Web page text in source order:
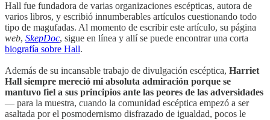
Hall fue fundadora de varias organizaciones escépticas, autora de
varios libros, y escribió innumberables artículos cuestionando todo
tipo de magufadas. Al momento de escribir este artículo, su página
web, SkepDoc, sigue en línea y allí se puede encontrar una corta
biografía sobre Hall.
Además de su incansable trabajo de divulgación escéptica, Harriet
Hall siempre mereció mi absoluta admiración porque se
mantuvo fiel a sus principios ante las peores de las adversidades
— para la muestra, cuando la comunidad escéptica empezó a ser
asaltada por el posmodernismo disfrazado de igualdad, pocos le